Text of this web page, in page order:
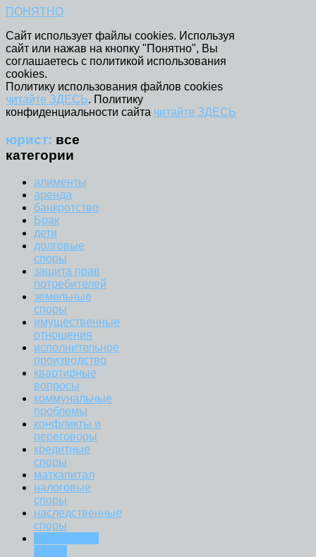
ПОНЯТНО
Сайт использует файлы cookies. Используя
сайт или нажав на кнопку "Понятно", Вы
соглашаетесь с политикой использования
cookies.
Политику использования файлов cookies
читайте ЗДЕСЬ. Политику
конфиденциальности сайта читайте ЗДЕСЬ
юрист: все
категории
алименты
аренда
банкротство
Брак
дети
долговые
споры
защита прав
потребителей
земельные
споры
имущественные
отношения
исполнительное
производство
квартирные
вопросы
коммунальные
проблемы
конфликты и
переговоры
кредитные
споры
маткапитал
налоговые
споры
наследственные
споры